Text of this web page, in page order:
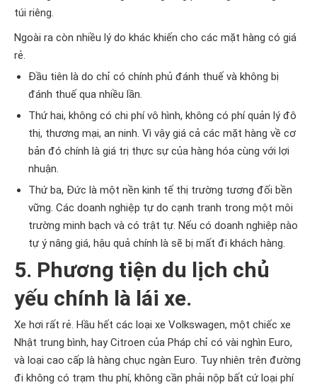
túi riêng.
Ngoài ra còn nhiều lý do khác khiến cho các mặt hàng có giá
rẻ.
Đầu tiên là do chỉ có chính phủ đánh thuế và không bị
đánh thuế qua nhiều lần.
Thứ hai, không có chi phí vô hình, không có phí quản lý đô
thị, thương mại, an ninh. Vì vậy giá cả các mặt hàng về cơ
bản đó chính là giá trị thực sự của hàng hóa cùng với lợi
nhuận.
Thứ ba, Đức là một nền kinh tế thị trường tương đối bền
vững. Các doanh nghiệp tự do cạnh tranh trong một môi
trường minh bạch và có trật tự. Nếu có doanh nghiệp nào
tự ý nâng giá, hậu quả chính là sẽ bị mất đi khách hàng.
5. Phương tiện du lịch chủ
yếu chính là lái xe.
Xe hơi rất rẻ. Hầu hết các loại xe Volkswagen, một chiếc xe
Nhật trung bình, hay Citroen của Pháp chỉ có vài nghìn Euro,
và loại cao cấp là hàng chục ngàn Euro. Tuy nhiên trên đường
đi không có trạm thu phí, không cần phải nộp bất cứ loại phí